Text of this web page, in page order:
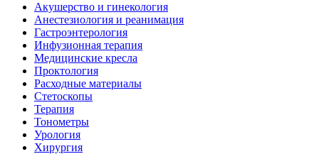
Акушерство и гинекология
Анестезиология и реанимация
Гастроэнтерология
Инфузионная терапия
Медицинские кресла
Проктология
Расходные материалы
Стетоскопы
Терапия
Тонометры
Урология
Хирургия